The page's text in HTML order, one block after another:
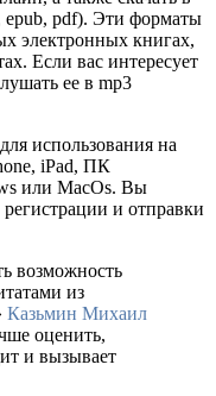
epub, pdf). Эти форматы
электронных книгах,
Если вас интересует
ее в mp3
использования на
iPad, ПК
или MacOs. Вы
и отправки
возможность
из
Казьмин Михаил
оценить,
и вызывает